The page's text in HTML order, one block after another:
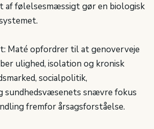
følelsesmæssigt gør en biologisk
Maté opfordrer til at genoverveje
ulighed, isolation og kronisk
socialpolitik,
sundhedsvæsenets snævre fokus
fremfor årsagsforståelse.